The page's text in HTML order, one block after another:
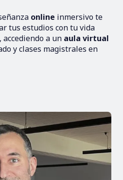
online inmersivo te
tus estudios con tu vida
a un aula virtual
y clases magistrales en